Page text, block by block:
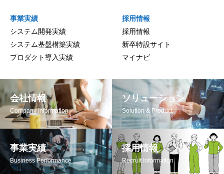
事業実績
システム開発実績
システム基盤構築実績
プロダクト導入実績
採用情報
採用情報
新卒特設サイト
マイナビ
会社情報
Company Information
ソリューション
Solution & Product
事業実績
Business Performance
採用情報
Recruit Information